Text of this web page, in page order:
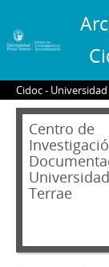
Cidoc -
Centro de
Terrae
VT -
CH -
JW -
1